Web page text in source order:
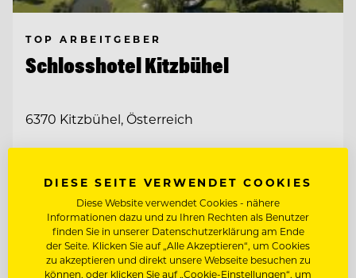
TOP ARBEITGEBER
Schlosshotel Kitzbühel
6370 Kitzbühel, Österreich
Entdecke alle Jobs
DIESE SEITE VERWENDET COOKIES
Diese Website verwendet Cookies - nähere
Informationen dazu und zu Ihren Rechten als Benutzer
finden Sie in unserer Datenschutzerklärung am Ende
der Seite. Klicken Sie auf „Alle Akzeptieren“, um Cookies
zu akzeptieren und direkt unsere Webseite besuchen zu
können, oder klicken Sie auf „Cookie-Einstellungen“, um